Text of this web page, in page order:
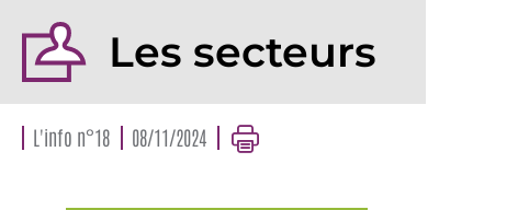
Les secteurs
L'info n°18 08/11/2024